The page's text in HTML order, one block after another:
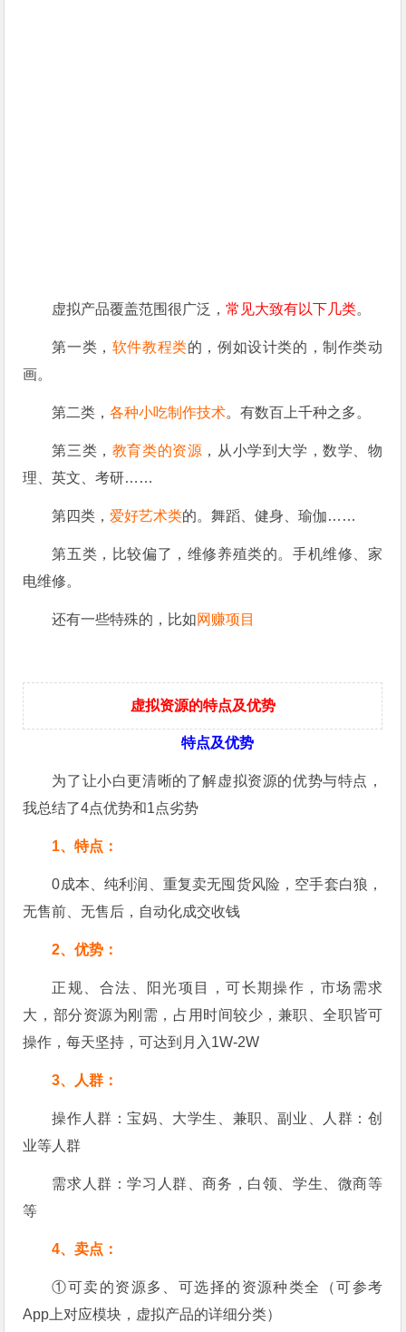
虚拟产品覆盖范围很广泛，常见大致有以下几类。
第一类， 软件教程类的，例如设计类的，制作类动
画。
第二类，各种小吃制作技术。有数百上千种之多。
第三类， 教育类的资源 ，从小学到大学，数学、物
理、英文、考研……
第四类， 爱好艺术类的。舞蹈、健身、瑜伽……
第五类，比较偏了，维修养殖类的。手机维修、家
电维修。
还有一些特殊的，比如网赚项目
虚拟资源的特点及优势
特点及优势
为了让小白更清晰的了解虚拟资源的优势与特点，
我总结了4点优势和1点劣势
1、特点：
0成本、纯利润、重复卖无囤货风险，空手套白狼，
无售前、无售后，自动化成交收钱
2、优势：
正规、合法、阳光项目，可长期操作，市场需求
大，部分资源为刚需，占用时间较少，兼职、全职皆可
操作，每天坚持，可达到月入1W-2W
3、人群：
操作人群：宝妈、大学生、兼职、副业、人群：创
业等人群
需求人群：学习人群、商务，白领、学生、微商等
等
4、卖点：
①可卖的资源多、可选择的资源种类全（可参考
App上对应模块，虚拟产品的详细分类）